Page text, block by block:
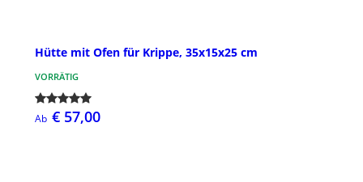
Hütte mit Ofen für Krippe, 35x15x25 cm
VORRÄTIG
Ab € 57,00